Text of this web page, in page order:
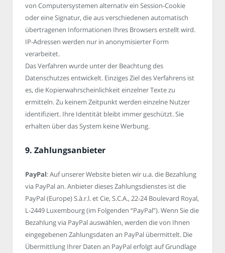
von Computersystemen alternativ ein Session-Cookie
oder eine Signatur, die aus verschiedenen automatisch
übertragenen Informationen Ihres Browsers erstellt wird.
IP-Adressen werden nur in anonymisierter Form
verarbeitet.
Das Verfahren wurde unter der Beachtung des
Datenschutzes entwickelt. Einziges Ziel des Verfahrens ist
es, die Kopierwahrscheinlichkeit einzelner Texte zu
ermitteln. Zu keinem Zeitpunkt werden einzelne Nutzer
identifiziert. Ihre Identität bleibt immer geschützt. Sie
erhalten über das System keine Werbung.
9. Zahlungsanbieter
PayPal: Auf unserer Website bieten wir u.a. die Bezahlung
via PayPal an. Anbieter dieses Zahlungsdienstes ist die
PayPal (Europe) S.à.r.l. et Cie, S.C.A., 22-24 Boulevard Royal,
L-2449 Luxembourg (im Folgenden “PayPal”). Wenn Sie die
Bezahlung via PayPal auswählen, werden die von Ihnen
eingegebenen Zahlungsdaten an PayPal übermittelt. Die
Übermittlung Ihrer Daten an PayPal erfolgt auf Grundlage